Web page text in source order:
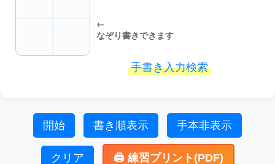
←
なぞり書きできます
手書き入力検索
開始 書き順表示 手本非表示
クリア 🖨️ 練習プリント(PDF)